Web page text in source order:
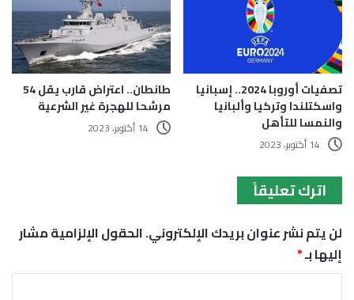
تصفيات أوروبا 2024.. إسبانيا
واسكتلندا وتركيا وألبانيا
والنمسا للتأهل
14 أكتوبر، 2023
طانطان.. اعتراض قارب يقل 54
مرشحا للهجرة غير الشرعية
14 أكتوبر، 2023
اترك تعليقاً
لن يتم نشر عنوان بريدك الإلكتروني.الحقول الإلزامية مشار
إليها بـ*